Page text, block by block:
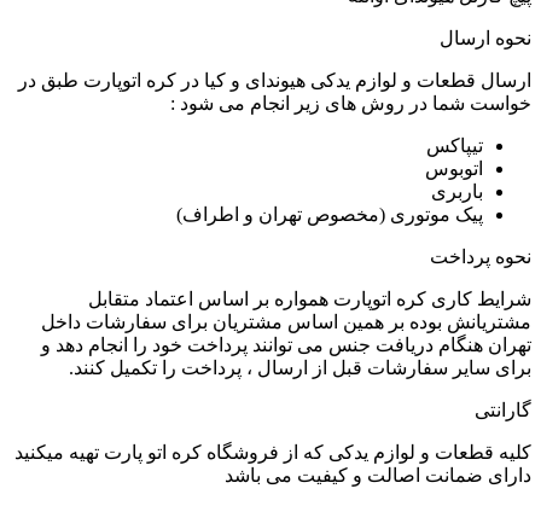
نحوه ارسال
ارسال قطعات و لوازم یدکی هیوندای و کیا در کره اتوپارت طبق در
خواست شما در روش های زیر انجام می شود :
تیپاکس
اتوبوس
باربری
پیک موتوری (مخصوص تهران و اطراف)
نحوه پرداخت
شرایط کاری کره اتوپارت همواره بر اساس اعتماد متقابل
مشتریانش بوده بر همین اساس مشتریان برای سفارشات داخل
تهران هنگام دریافت جنس می توانند پرداخت خود را انجام دهد و
برای سایر سفارشات قبل از ارسال ، پرداخت را تکمیل کنند.
گارانتی
کلیه قطعات و لوازم یدکی که از فروشگاه کره اتو پارت تهیه میکنید
دارای ضمانت اصالت و کیفیت می باشد